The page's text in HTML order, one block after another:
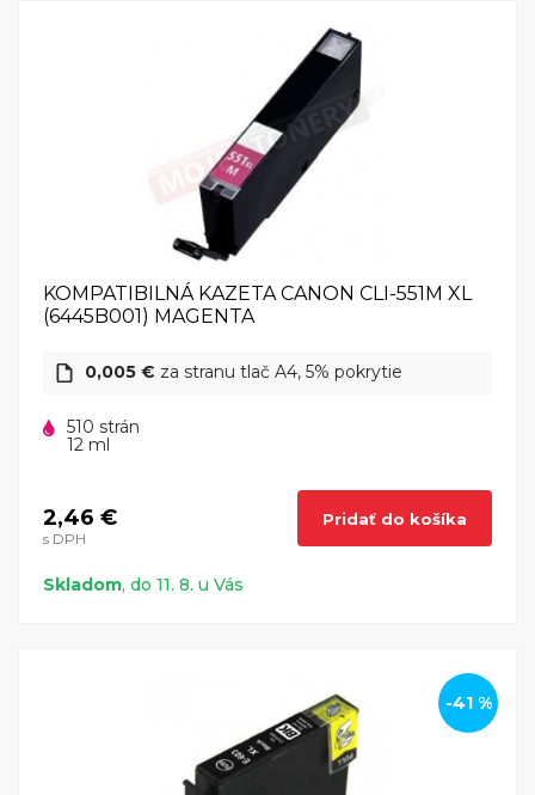
KOMPATIBILNÁ KAZETA CANON CLI-551M XL
(6445B001) MAGENTA
0,005 € za stranu tlač A4, 5% pokrytie
510 strán
12 ml
2,46 €
s DPH
Pridať do košíka
Skladom, do 11. 8. u Vás
-41 %